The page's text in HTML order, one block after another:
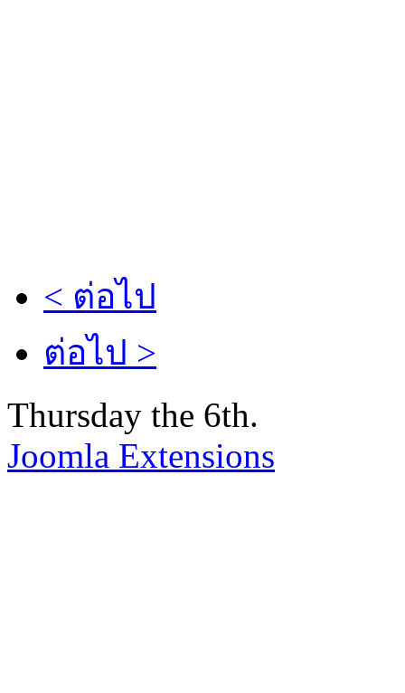
< ต่อไป
ต่อไป >
Thursday the 6th.
Joomla Extensions